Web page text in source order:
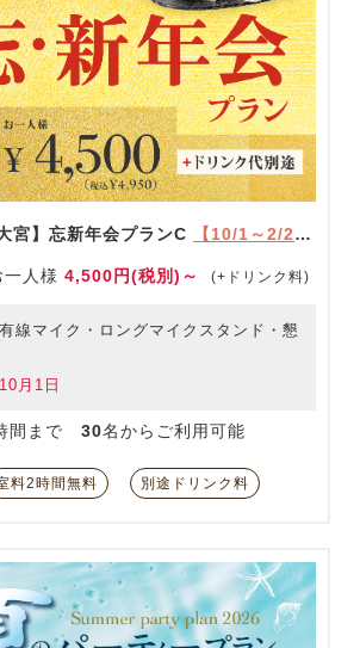
宮】忘新年会プランC 【10/1～2/28限定】
一人様 4,500円(税別)～ (+ドリンク料)
線マイク・ロングマイクスタンド・懇
月1日
間まで 30名からご利用可能
料2時間無料 別途ドリンク料